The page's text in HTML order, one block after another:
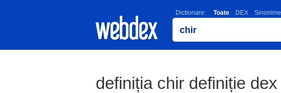
Dictionare: Toate DEX Sinonime
definiția chir definiție dex